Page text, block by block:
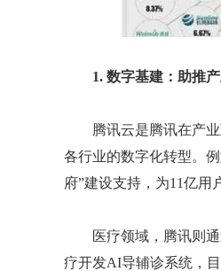
1. 数字基建：助推
腾讯云是腾讯在产
各行业的数字化转型。
府”建设支持，为11亿用
医疗领域，腾讯则
疗开发AI导辅诊系统，